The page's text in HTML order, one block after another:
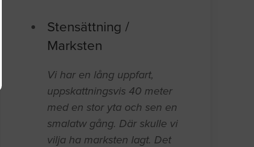
Stensättning /
Marksten
Vi har en lång uppfart,
uppskattningsvis 40 meter
med en stor yta och sen en
smalatw gång. Där skulle vi
vilja ha marksten lagt. Det